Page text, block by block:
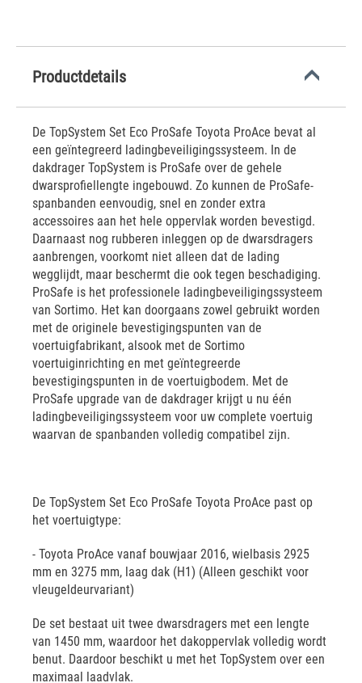
Productdetails
De TopSystem Set Eco ProSafe Toyota ProAce bevat al
een geïntegreerd ladingbeveiligingssysteem. In de
dakdrager TopSystem is ProSafe over de gehele
dwarsprofiellengte ingebouwd. Zo kunnen de ProSafe-
spanbanden eenvoudig, snel en zonder extra
accessoires aan het hele oppervlak worden bevestigd.
Daarnaast nog rubberen inleggen op de dwarsdragers
aanbrengen, voorkomt niet alleen dat de lading
wegglijdt, maar beschermt die ook tegen beschadiging.
ProSafe is het professionele ladingbeveiligingssysteem
van Sortimo. Het kan doorgaans zowel gebruikt worden
met de originele bevestigingspunten van de
voertuigfabrikant, alsook met de Sortimo
voertuiginrichting en met geïntegreerde
bevestigingspunten in de voertuigbodem. Met de
ProSafe upgrade van de dakdrager krijgt u nu één
ladingbeveiligingssysteem voor uw complete voertuig
waarvan de spanbanden volledig compatibel zijn.
De TopSystem Set Eco ProSafe Toyota ProAce past op
het voertuigtype:
- Toyota ProAce vanaf bouwjaar 2016, wielbasis 2925
mm en 3275 mm, laag dak (H1) (Alleen geschikt voor
vleugeldeurvariant)
De set bestaat uit twee dwarsdragers met een lengte
van 1450 mm, waardoor het dakoppervlak volledig wordt
benut. Daardoor beschikt u met het TopSystem over een
maximaal laadvlak.